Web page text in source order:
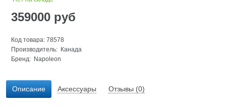
359000 руб
Код товара: 78578
Производитель: Канада
Бренд: Napoleon
Описание Аксессуары Отзывы (0)